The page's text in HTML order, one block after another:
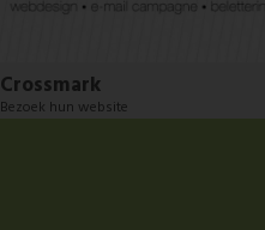
Crossmark
Bezoek hun website